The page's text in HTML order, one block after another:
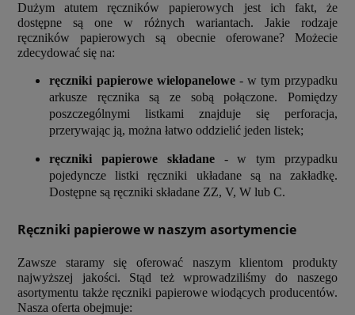
Dużym atutem ręczników papierowych jest ich fakt, że
dostępne są one w różnych wariantach. Jakie rodzaje
ręczników papierowych są obecnie oferowane? Możecie
zdecydować się na:
ręczniki papierowe wielopanelowe- w tym przypadku
arkusze ręcznika są ze sobą połączone. Pomiędzy
poszczególnymi listkami znajduje się perforacja,
przerywając ją, można łatwo oddzielić jeden listek;
ręczniki papierowe składane- w tym przypadku
pojedyncze listki ręczniki układane są na zakładkę.
Dostępne są ręczniki składane ZZ, V, W lub C.
Ręczniki papierowe w naszym asortymencie
Zawsze staramy się oferować naszym klientom produkty
najwyższej jakości. Stąd też wprowadziliśmy do naszego
asortymentu także ręczniki papierowe wiodących producentów.
Nasza oferta obejmuje: